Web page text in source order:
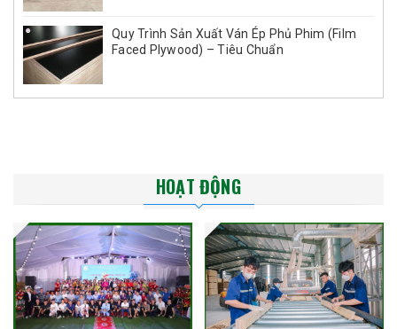
Quy Trình Sản Xuất Ván Ép Phủ Phim (Film
Faced Plywood) – Tiêu Chuẩn
HOẠT ĐỘNG